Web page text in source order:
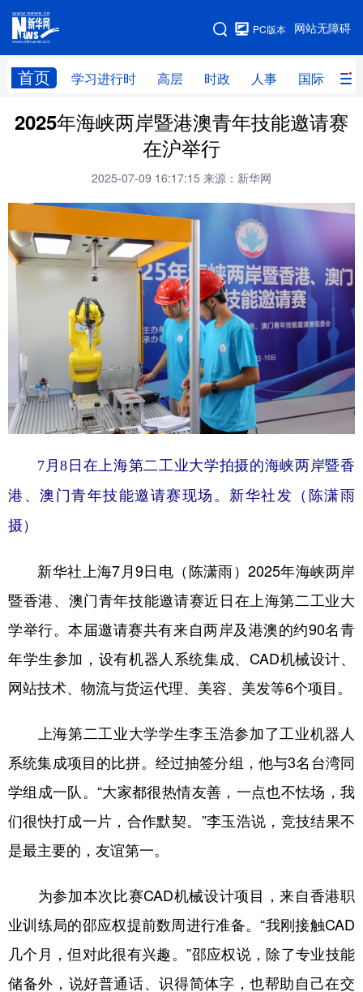
网站无障碍
PC版本
首页 学习进行时 高层 时政 人事 国际 财
网站地图
学习进行时 高层 时政 人事
财经 网评
文化 书画
视频 图片 政务
中央文件 金融 汽车
人居 信息化 数字经济
学术中国 乡村振兴 银龄 溯源中国
城市 旅游 能源
彩票 娱乐 时尚 悦读
公益 一带一路 亚太网 上市公司
地方频道
北京 天津 河北 山西
辽宁 吉林 上海 江苏
浙江 安徽 福建 江西
山东 河南 湖北 湖南
广东 广西 海南 重庆
四川 贵州 云南 西藏
陕西 甘肃 青海 宁夏
多语种频道
English Español Français عربى
2025年海峡两岸暨港澳青年技能邀请赛
在沪举行
2025-07-09 16:17:15 来源：新华网
7月8日在上海第二工业大学拍摄的海峡两岸暨香
港、澳门青年技能邀请赛现场。新华社发（陈潇雨
摄）
新华社上海7月9日电（陈潇雨）2025年海峡两岸
暨香港、澳门青年技能邀请赛近日在上海第二工业大
学举行。本届邀请赛共有来自两岸及港澳的约90名青
年学生参加，设有机器人系统集成、CAD机械设计、
网站技术、物流与货运代理、美容、美发等6个项目。
上海第二工业大学学生李玉浩参加了工业机器人
系统集成项目的比拼。经过抽签分组，他与3名台湾同
学组成一队。“大家都很热情友善，一点也不怯场，我
们很快打成一片，合作默契。”李玉浩说，竞技结果不
是最主要的，友谊第一。
为参加本次比赛CAD机械设计项目，来自香港职
业训练局的邵应权提前数周进行准备。“我刚接触CAD
几个月，但对此很有兴趣。”邵应权说，除了专业技能
储备外，说好普通话、识得简体字，也帮助自己在交